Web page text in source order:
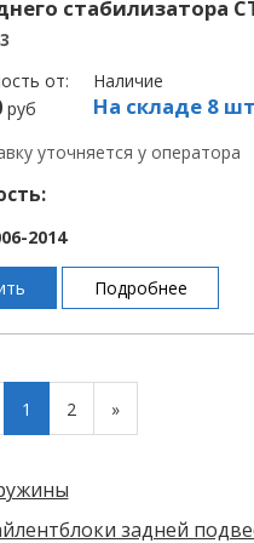
стабилизатора
от:
руб
Наличие
На складе 8
уточняется у оператора
2014
Подробнее
1 2 »
задней